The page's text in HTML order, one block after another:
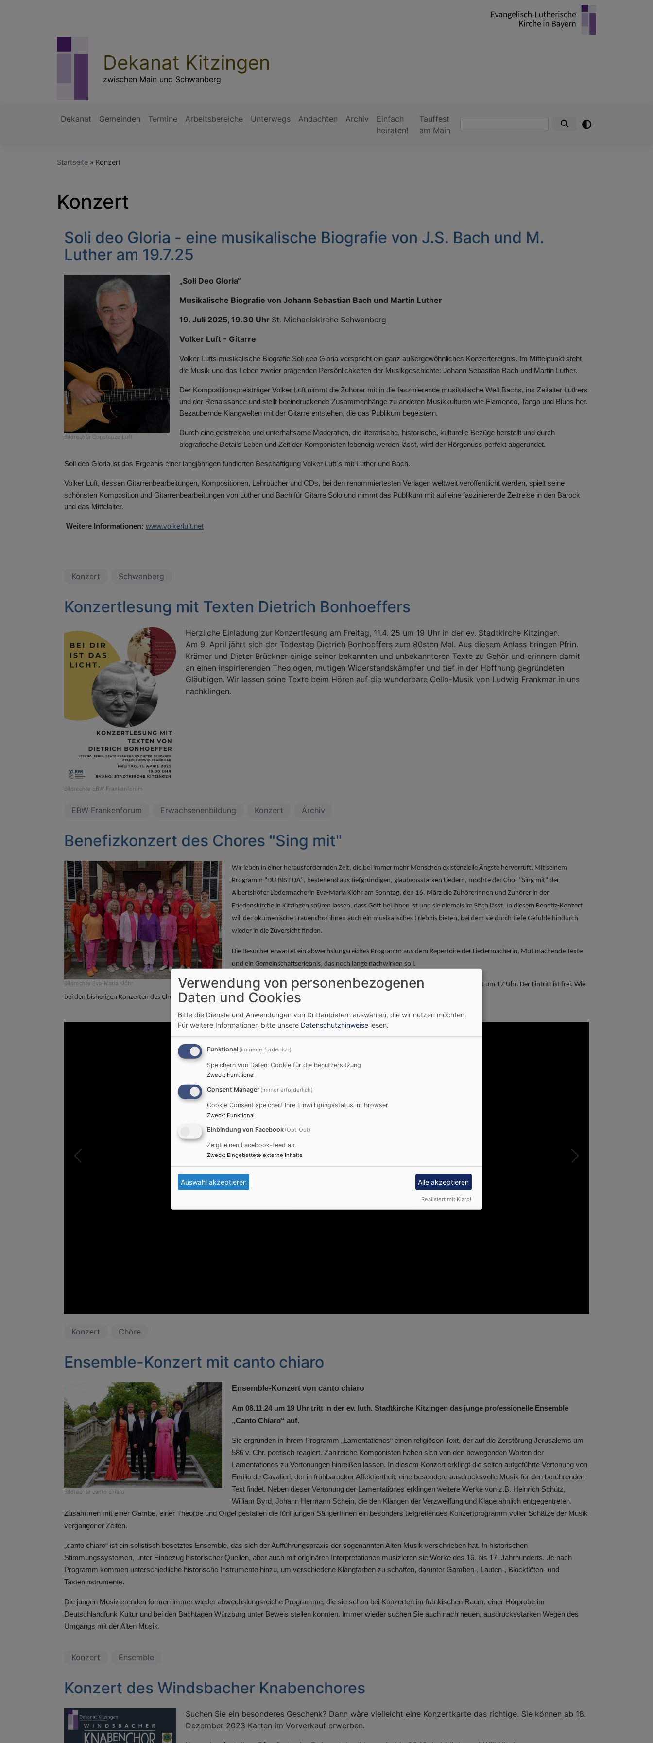
Dekanat Kitzingen
zwischen Main und Schwanberg
Dekanat Gemeinden Termine Arbeitsbereiche Unterwegs Andachten Archiv
Einfach
heiraten!
Tauffest
am Main
Suche
Startseite Konzert
Konzert
Soli deo Gloria - eine musikalische Biografie von J.S. Bach und M.
Luther am 19.7.25
Bildrechte Constanze Luft
„Soli Deo Gloria“
Musikalische Biografie von Johann Sebastian Bach und Martin Luther
19. Juli 2025, 19.30 Uhr St. Michaelskirche Schwanberg
Volker Luft - Gitarre
Volker Lufts musikalische Biografie Soli deo Gloria verspricht ein ganz außergewöhnliches Konzertereignis. Im Mittelpunkt steht
die Musik und das Leben zweier prägenden Persönlichkeiten der Musikgeschichte: Johann Sebastian Bach und Martin Luther.
Der Kompositionspreisträger Volker Luft nimmt die Zuhörer mit in die faszinierende musikalische Welt Bachs, ins Zeitalter Luthers
und der Renaissance und stellt beeindruckende Zusammenhänge zu anderen Musikkulturen wie Flamenco, Tango und Blues her.
Bezaubernde Klangwelten mit der Gitarre entstehen, die das Publikum begeistern.
Durch eine geistreiche und unterhaltsame Moderation, die literarische, historische, kulturelle Bezüge herstellt und durch
biografische Details Leben und Zeit der Komponisten lebendig werden lässt, wird der Hörgenuss perfekt abgerundet.
Soli deo Gloria ist das Ergebnis einer langjährigen fundierten Beschäftigung Volker Luft´s mit Luther und Bach.
Volker Luft, dessen Gitarrenbearbeitungen, Kompositionen, Lehrbücher und CDs, bei den renommiertesten Verlagen weltweit veröffentlicht werden, spielt seine
schönsten Komposition und Gitarrenbearbeitungen von Luther und Bach für Gitarre Solo und nimmt das Publikum mit auf eine faszinierende Zeitreise in den Barock
und das Mittelalter.
Weitere Informationen: www.volkerluft.net
Konzert Schwanberg
Konzertlesung mit Texten Dietrich Bonhoeffers
Bildrechte EBW Frankenforum
Herzliche Einladung zur Konzertlesung am Freitag, 11.4. 25 um 19 Uhr in der ev. Stadtkirche Kitzingen.
Am 9. April jährt sich der Todestag Dietrich Bonhoeffers zum 80sten Mal. Aus diesem Anlass bringen Pfrin.
Krämer und Dieter Brückner einige seiner bekannten und unbekannteren Texte zu Gehör und erinnern damit
an einen inspirierenden Theologen, mutigen Widerstandskämpfer und tief in der Hoffnung gegründeten
Gläubigen. Wir lassen seine Texte beim Hören auf die wunderbare Cello-Musik von Ludwig Frankmar in uns
nachklingen.
EBW Frankenforum Erwachsenenbildung Konzert Archiv
Benefizkonzert des Chores "Sing mit"
Bildrechte Eva-Maria Klöhr
Wir leben in einer herausfordernden Zeit, die bei immer mehr Menschen existenzielle Ängste hervorruft. Mit seinem
Programm "DU BIST DA", bestehend aus tiefgründigen, glaubensstarken Liedern, möchte der Chor "Sing mit" der
Albertshöfer Liedermacherin Eva-Maria Klöhr am Sonntag, den 16. März die Zuhörerinnen und Zuhörer in der
Friedenskirche in Kitzingen spüren lassen, dass Gott bei ihnen ist und sie niemals im Stich lässt. In diesem Benefiz-Konzert
will der ökumenische Frauenchor ihnen auch ein musikalisches Erlebnis bieten, bei dem sie durch tiefe Gefühle hindurch
wieder in die Zuversicht finden.
Die Besucher erwartet ein abwechslungsreiches Programm aus dem Repertoire der Liedermacherin, Mut machende Texte
und ein Gemeinschaftserlebnis, das noch lange nachwirken soll.
Das Konzert in der Friedenskirche (Martin-Luther-Straße 4, Kitzingen-Siedlung) beginnt um 17 Uhr. Der Eintritt ist frei. Wie
bei den bisherigen Konzerten des Chores an gleicher Stelle bittet der Chor wieder um Spenden für bedürftige Kinder.
Konzert Chöre
Ensemble-Konzert mit canto chiaro
Bildrechte canto chiaro
Ensemble-Konzert von canto chiaro
Am 08.11.24 um 19 Uhr tritt in der ev. luth. Stadtkirche Kitzingen das junge professionelle Ensemble
„Canto Chiaro“ auf.
Sie ergründen in ihrem Programm „Lamentationes“ einen religiösen Text, der auf die Zerstörung Jerusalems um
586 v. Chr. poetisch reagiert. Zahlreiche Komponisten haben sich von den bewegenden Worten der
Lamentationes zu Vertonungen hinreißen lassen. In diesem Konzert erklingt die selten aufgeführte Vertonung von
Emilio de Cavalieri, der in frühbarocker Affektiertheit, eine besondere ausdrucksvolle Musik für den berührenden
Text findet. Neben dieser Vertonung der Lamentationes erklingen weitere Werke von z.B. Heinrich Schütz,
William Byrd, Johann Hermann Schein, die den Klängen der Verzweilfung und Klage ähnlich entgegentreten.
Zusammen mit einer Gambe, einer Theorbe und Orgel gestalten die fünf jungen SängerInnen ein besonders tiefgreifendes Konzertprogramm voller Schätze der Musik
vergangener Zeiten.
„canto chiaro“ ist ein solistisch besetztes Ensemble, das sich der Aufführungspraxis der sogenannten Alten Musik verschrieben hat. In historischen
Stimmungssystemen, unter Einbezug historischer Quellen, aber auch mit originären Interpretationen musizieren sie Werke des 16. bis 17. Jahrhunderts. Je nach
Programm kommen unterschiedliche historische Instrumente hinzu, um verschiedene Klangfarben zu schaffen, darunter Gamben-, Lauten-, Blockflöten- und
Tasteninstrumente.
Die jungen Musizierenden formen immer wieder abwechslungsreiche Programme, die sie schon bei Konzerten im fränkischen Raum, einer Hörprobe im
Deutschlandfunk Kultur und bei den Bachtagen Würzburg unter Beweis stellen konnten. Immer wieder suchen Sie auch nach neuen, ausdrucksstarken Wegen des
Umgangs mit der Alten Musik.
Konzert Ensemble
Konzert des Windsbacher Knabenchores
Suchen Sie ein besonderes Geschenk? Dann wäre vielleicht eine Konzertkarte das richtige. Sie können ab 18.
Dezember 2023 Karten im Vorverkauf erwerben.
Verwendung von personenbezogenen
Daten und Cookies
Bitte die Dienste und Anwendungen von Drittanbietern auswählen, die wir nutzen möchten.
Für weitere Informationen bitte unsere Datenschutzhinweise lesen.
Funktional (immer erforderlich)
Speichern von Daten: Cookie für die Benutzersitzung
Zweck: Funktional
Consent Manager (immer erforderlich)
Cookie Consent speichert Ihre Einwilligungsstatus im Browser
Zweck: Funktional
Einbindung von Facebook (Opt-Out)
Zeigt einen Facebook-Feed an.
Zweck: Eingebettete externe Inhalte
Auswahl akzeptieren Alle akzeptieren
Realisiert mit Klaro!